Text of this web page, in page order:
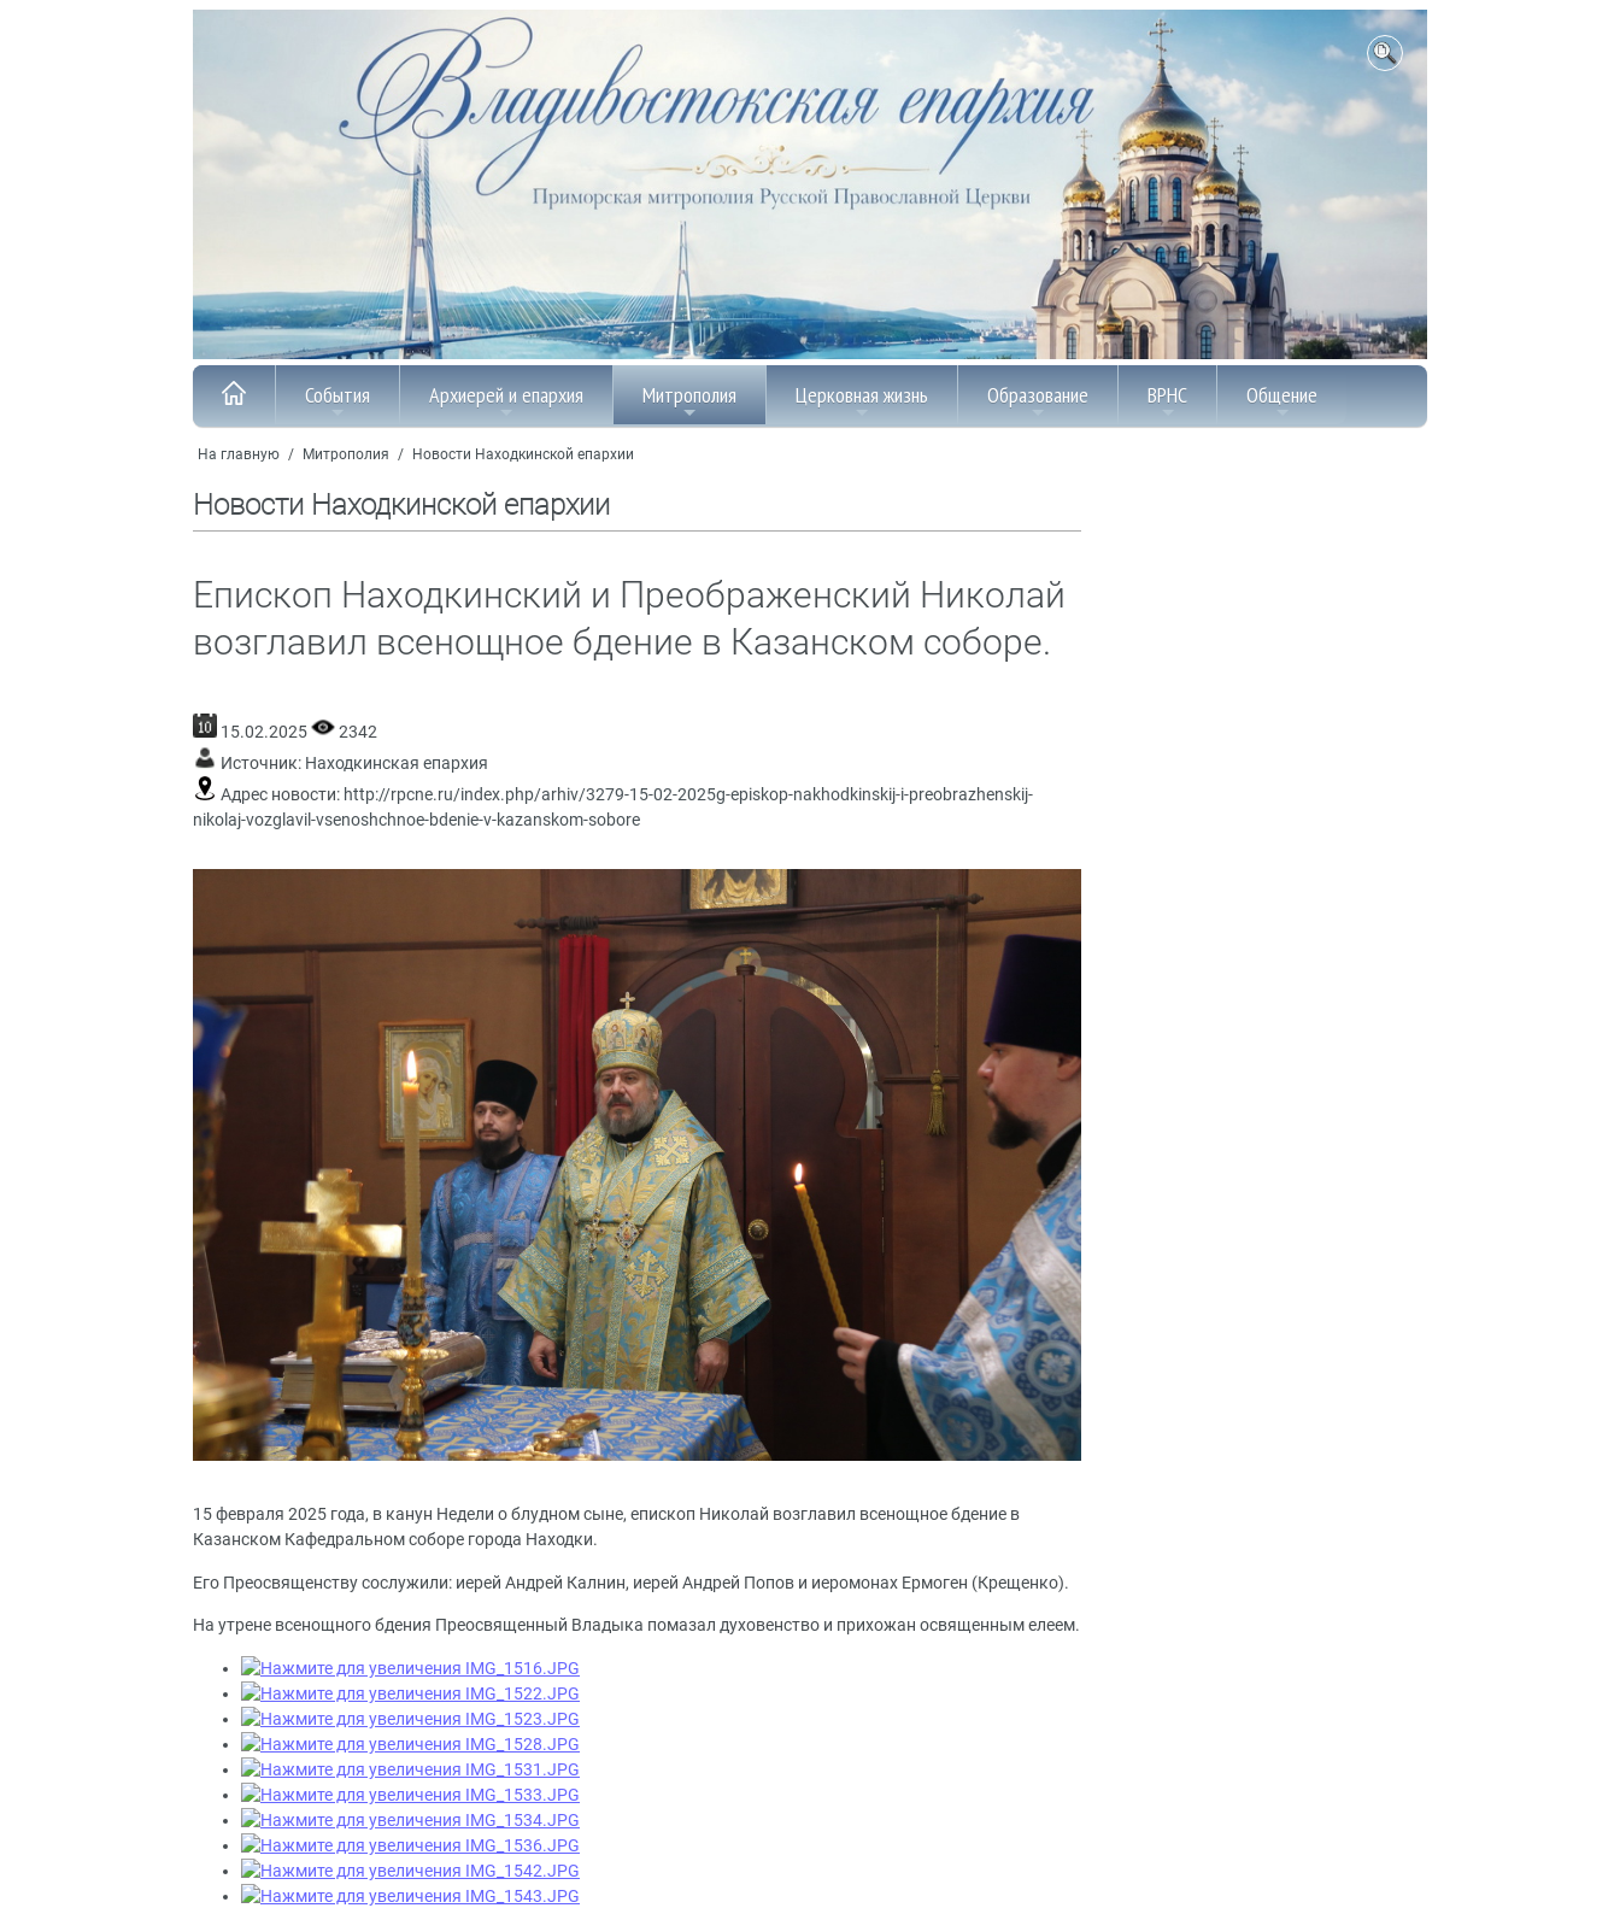
События Архиерей и епархия Митрополия Церковная жизнь Образование ВРНС Общение
На главную / Митрополия / Новости Находкинской епархии
Новости Находкинской епархии
Епископ Находкинский и Преображенский Николай
возглавил всенощное бдение в Казанском соборе.
15.02.2025
2342
Источник: Находкинская епархия
Адрес новости: http://rpcne.ru/index.php/arhiv/3279-15-02-2025g-episkop-nakhodkinskij-i-preobrazhenskij-
nikolaj-vozglavil-vsenoshchnoe-bdenie-v-kazanskom-sobore
15 февраля 2025 года, в канун Недели о блудном сыне, епископ Николай возглавил всенощное бдение в
Казанском Кафедральном соборе города Находки.
Его Преосвященству сослужили: иерей Андрей Калнин, иерей Андрей Попов и иеромонах Ермоген (Крещенко).
На утрене всенощного бдения Преосвященный Владыка помазал духовенство и прихожан освященным елеем.